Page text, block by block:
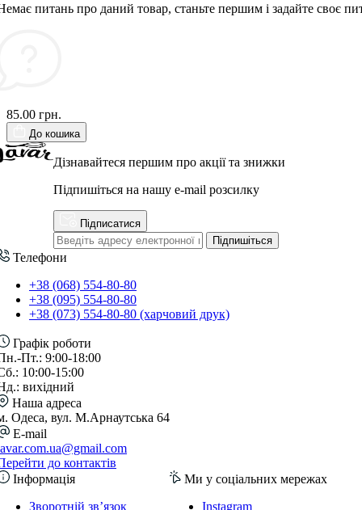
питань про даний товар, станьте першим і задайте своє
85.00 грн.
До кошика
Дізнавайтеся першим про акції та знижки
Підпишіться на нашу e-mail розсилку
Підписатися
Підпишіться
Телефони
+38 (068) 554-80-80
+38 (095) 554-80-80
+38 (073) 554-80-80 (харчовий друк)
Графік роботи
Пт.: 9:00-18:00
10:00-15:00
вихідний
Наша адреса
Одеса, вул. М.Арнаутська 64
E-mail
до контактів
Інформація
Зворотній зв’язок
Ми у соціальних мережах
Instagram